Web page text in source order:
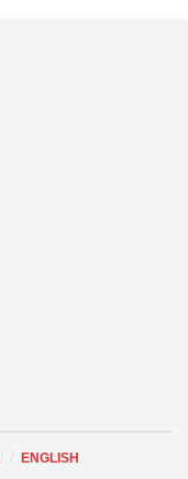
ENGLISH